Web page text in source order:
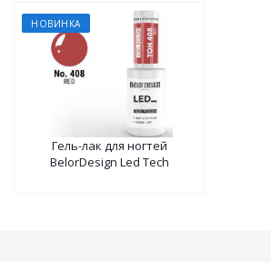
НОВИНКА
Гель-лак для ногтей
BelorDesign Led Tech